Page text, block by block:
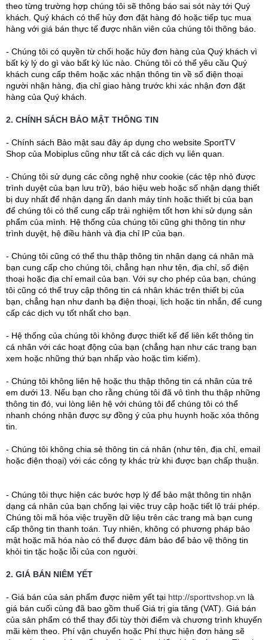
theo từng trường hợp chúng tôi sẽ thông báo sai sót này tới Quý
khách. Quý khách có thể hủy đơn đặt hàng đó hoặc tiếp tục mua
hàng với giá bán thực tế được nhân viên của chúng tôi thông báo.
- Chúng tôi có quyền từ chối hoặc hủy đơn hàng của Quý khách vì
bất kỳ lý do gì vào bất kỳ lúc nào. Chúng tôi có thể yêu cầu Quý
khách cung cấp thêm hoặc xác nhận thông tin về số điện thoại
người nhận hàng, địa chỉ giao hàng trước khi xác nhận đơn đặt
hàng của Quý khách.
2. CHÍNH SÁCH BẢO MẬT THÔNG TIN
- Chính sách Bảo mật sau đây áp dụng cho website SportTV
Shop của Mobiplus cũng như tất cả các dịch vụ liên quan.
- Chúng tôi sử dụng các công nghệ như cookie (các tệp nhỏ được
trình duyệt của bạn lưu trữ), báo hiệu web hoặc số nhận dạng thiết
bị duy nhất để nhận dạng ẩn danh máy tính hoặc thiết bị của bạn
để chúng tôi có thể cung cấp trải nghiệm tốt hơn khi sử dụng sản
phẩm của mình. Hệ thống của chúng tôi cũng ghi thông tin như
trình duyệt, hệ điều hành và địa chỉ IP của bạn.
- Chúng tôi cũng có thể thu thập thông tin nhận dạng cá nhân mà
bạn cung cấp cho chúng tôi, chẳng hạn như tên, địa chỉ, số điện
thoại hoặc địa chỉ email của bạn. Với sự cho phép của bạn, chúng
tôi cũng có thể truy cập thông tin cá nhân khác trên thiết bị của
bạn, chẳng hạn như danh bạ điện thoại, lịch hoặc tin nhắn, để cung
cấp các dịch vụ tốt nhất cho bạn.
- Hệ thống của chúng tôi không được thiết kế để liên kết thông tin
cá nhân với các hoạt động của bạn (chẳng hạn như các trang bạn
xem hoặc những thứ bạn nhấp vào hoặc tìm kiếm).
- Chúng tôi không liên hệ hoặc thu thập thông tin cá nhân của trẻ
em dưới 13. Nếu bạn cho rằng chúng tôi đã vô tình thu thập những
thông tin đó, vui lòng liên hệ với chúng tôi để chúng tôi có thể
nhanh chóng nhận được sự đồng ý của phụ huynh hoặc xóa thông
tin.
- Chúng tôi không chia sẻ thông tin cá nhân (như tên, địa chỉ, email
hoặc điện thoại) với các công ty khác trừ khi được bạn chấp thuận.
- Chúng tôi thực hiện các bước hợp lý để bảo mật thông tin nhận
dạng cá nhân của bạn chống lại việc truy cập hoặc tiết lộ trái phép.
Chúng tôi mã hóa việc truyền dữ liệu trên các trang mà bạn cung
cấp thông tin thanh toán. Tuy nhiên, không có phương pháp bảo
mật hoặc mã hóa nào có thể được đảm bảo để bảo vệ thông tin
khỏi tin tặc hoặc lỗi của con người.
2. GIÁ BÁN NIÊM YẾT
- Giá bán của sản phẩm được niêm yết tại http://sporttvshop.vn là
giá bán cuối cùng đã bao gồm thuế Giá trị gia tăng (VAT). Giá bán
của sản phẩm có thể thay đổi tùy thời điểm và chương trình khuyến
mãi kèm theo. Phí vận chuyển hoặc Phí thực hiện đơn hàng sẽ